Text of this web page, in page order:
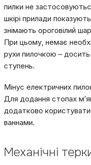
пилки не
шкірі прилади
знімають ороговілий
При цьому, немає
рухи пилочкою –
ступень.
Мінус електричних
Для додання стопах
додатково
ваннами.
Механічні